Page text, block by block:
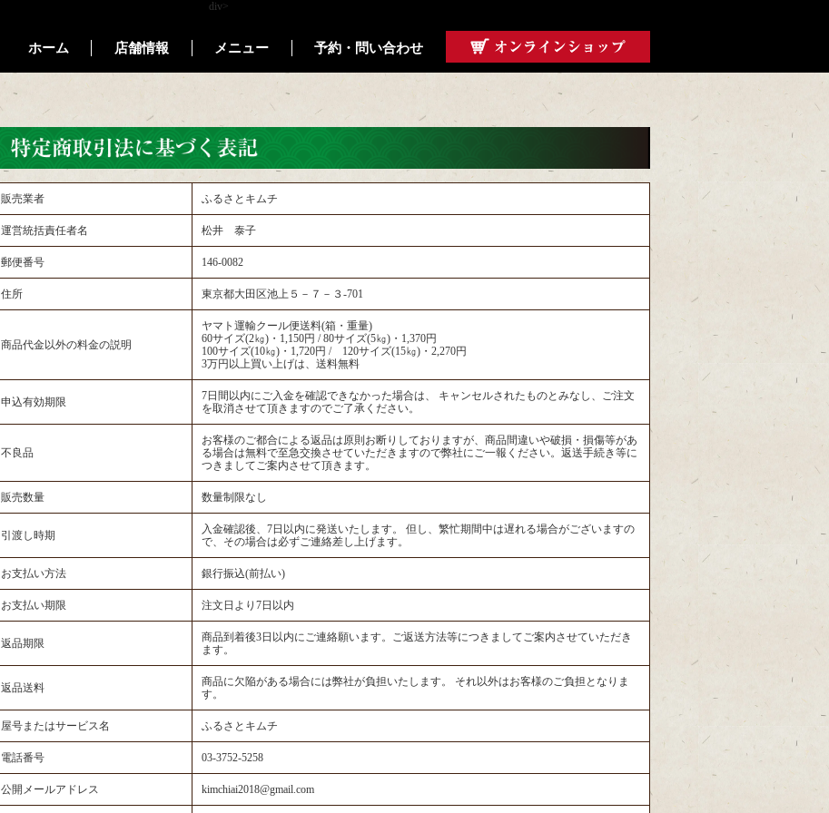
div>
ホーム 店舗情報 メニュー 予約・問い合わせ
販売業者
ふるさとキムチ
運営統括責任者名 松井 泰子
郵便番号 146-0082
住所 東京都大田区池上５－７－３-701
商品代金以外の料金の説明
ヤマト運輸クール便送料(箱・重量)
60サイズ(2㎏)・1,150円 / 80サイズ(5㎏)・1,370円
100サイズ(10㎏)・1,720円 / 120サイズ(15㎏)・2,270円
3万円以上買い上げは、送料無料
申込有効期限
7日間以内にご入金を確認できなかった場合は、 キャンセルされたものとみなし、ご注文
を取消させて頂きますのでご了承ください。
不良品
お客様のご都合による返品は原則お断りしておりますが、商品間違いや破損・損傷等があ
る場合は無料で至急交換させていただきますので弊社にご一報ください。返送手続き等に
つきましてご案内させて頂きます。
販売数量 数量制限なし
引渡し時期
入金確認後、7日以内に発送いたします。 但し、繁忙期間中は遅れる場合がございますの
で、その場合は必ずご連絡差し上げます。
お支払い方法 銀行振込(前払い)
お支払い期限 注文日より7日以内
返品期限
商品到着後3日以内にご連絡願います。ご返送方法等につきましてご案内させていただき
ます。
返品送料
商品に欠陥がある場合には弊社が負担いたします。 それ以外はお客様のご負担となりま
す。
屋号またはサービス名 ふるさとキムチ
電話番号 03-3752-5258
公開メールアドレス kimchiai2018@gmail.com